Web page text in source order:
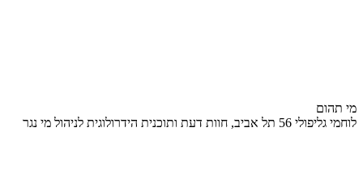
מי תהום
לוחמי גליפולי 56 תל אביב, חוות דעת ותוכנית הידרולוגית לניהול מי נגר